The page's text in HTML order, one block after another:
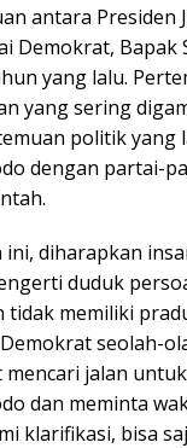
antara Presiden
Demokrat, Bapak
yang lalu.
yang sering
politik yang
dengan partai-
diharapkan
duduk
tidak memiliki
seolah-
jalan
dan meminta
klarifikasi, bisa